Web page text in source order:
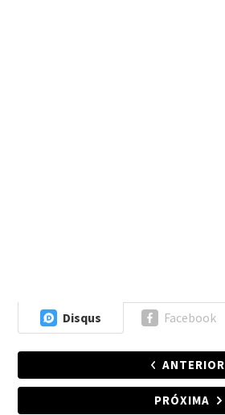
Disqus Facebook
ANTERIOR
PRÓXIMA